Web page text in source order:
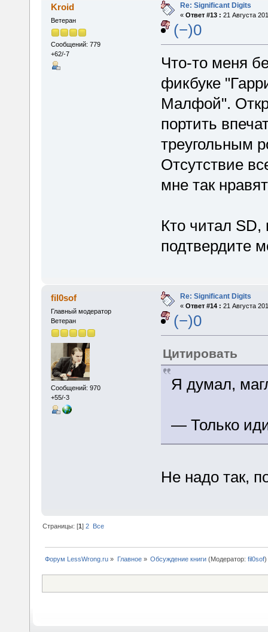
Kroid
Ветеран
Сообщений: 779
+62/-7
Re: Significant Digits
« Ответ #13 : 21 Августа
(−)0
Что-то меня
фикбуке
Малфой".
портить
треугольным
Отсутствие
мне так
Кто читал SD,
подтвердите
fil0sof
Главный модератор
Ветеран
Сообщений: 970
+55/-3
Re: Significant Digits
« Ответ #14 : 21 Августа
(−)0
Цитировать
Я думал,
— Только
Не надо так,
Страницы: [1]2 Все
Форум LessWrong.ru » Главное» Обсуждение книги(Модератор: fil0sof)